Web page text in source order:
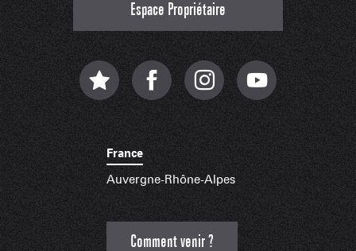
Espace Propriétaire
France
Auvergne-Rhône-Alpes
Comment venir ?